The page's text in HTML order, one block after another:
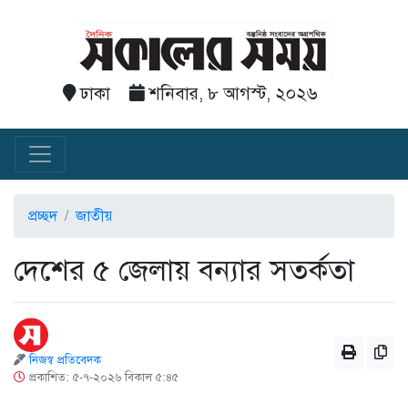
ঢাকা শনিবার, ৮ আগস্ট, ২০২৬
প্রচ্ছদ জাতীয়
দেশের ৫ জেলায় বন্যার সতর্কতা
নিজস্ব প্রতিবেদক
প্রকাশিত: ৫-৭-২০২৬ বিকাল ৫:৪৫